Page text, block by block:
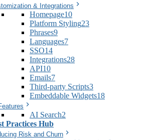
& Integrations
Homepage10
Platform Styling23
Phrases9
Languages7
SSO14
Integrations28
API10
Emails7
Third-party Scripts3
Embeddable Widgets18
AI Search2
Practices Hub
Risk and Churn